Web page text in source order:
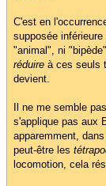
C'est en
supposée
"animal", ni
réduire à ces seuls
devient.
Il ne me semble
s'applique pas aux
apparemment,
peut-être les
locomotion, cela